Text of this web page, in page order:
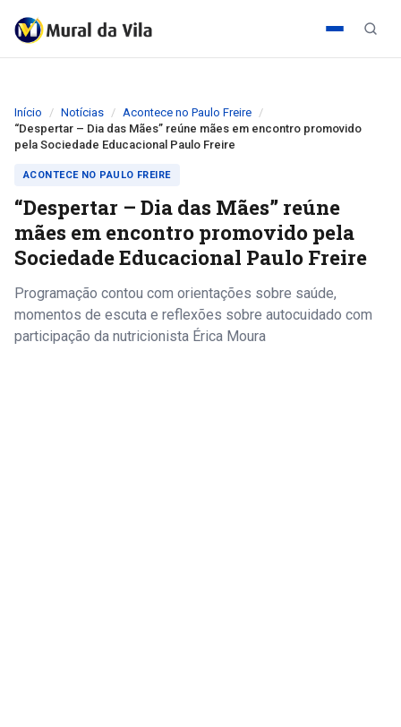
Início Notícias
Acontece no Paulo Freire
“Despertar – Dia das Mães” reúne mães em encontro promovido
pela Sociedade Educacional Paulo Freire
ACONTECE NO PAULO FREIRE
“Despertar – Dia das Mães” reúne
mães em encontro promovido pela
Sociedade Educacional Paulo Freire
Programação contou com orientações sobre saúde,
momentos de escuta e reflexões sobre autocuidado com
participação da nutricionista Érica Moura